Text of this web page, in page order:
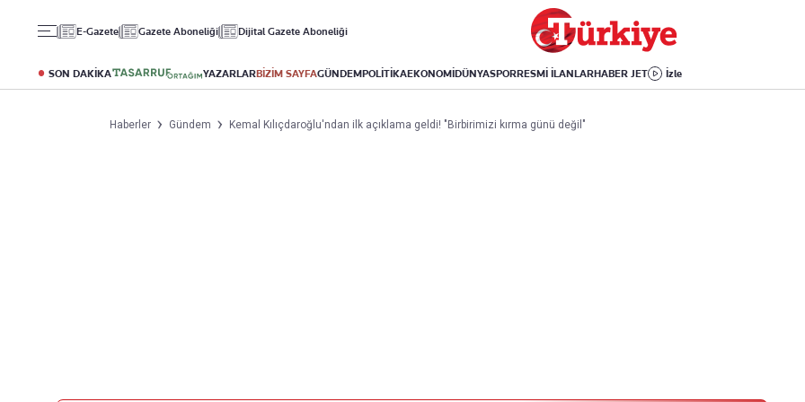
E-Gazete Gazete Aboneliği Dijital Gazete Aboneliği
SON DAKİKA YAZARLARBİZİM SAYFAGÜNDEMPOLİTİKAEKONOMİDÜNYASPORRESMİ İLANLARHABER JET İzle
Altın
Döviz
Kripto Para
Puan Durumu
Fikstür
Avrupa Ligi
Avrupa
Amerika
İsrail-Gazze
Yaşam
Sağlık
Yemek
Aktüel
Kitap
Haberler Gündem Kemal Kılıçdaroğlu'ndan ilk açıklama geldi! "Birbirimizi kırma günü değil"